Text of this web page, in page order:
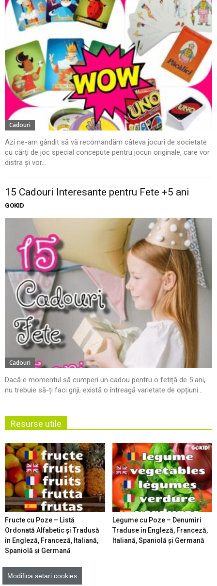
Cadouri
Azi ne-am gândit să vă recomandăm câteva jocuri de societate
cu cărți de joc special concepute pentru jocuri originale, care vor
distra și vor...
15 Cadouri Interesante pentru Fete +5 ani
GOKID
Cadouri
Dacă e momentul să cumperi un cadou pentru o fetiță de 5 ani,
nu trebuie să-ți faci griji, există o întreagă varietate de opțiuni...
Resurse utile
Fructe cu Poze – Listă
Ordonată Alfabetic şi Tradusă
în Engleză, Franceză, Italiană,
Spaniolă şi Germană
Legume cu Poze – Denumiri
Traduse în Engleză, Franceză,
Italiană, Spaniolă şi Germană
Modifica setari cookies